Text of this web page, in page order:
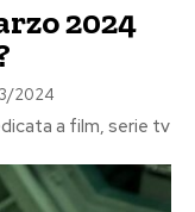
2024
2024
a film, serie tv